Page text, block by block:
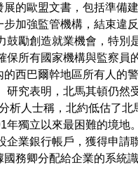
的歐盟文書，包括準備
加強監管機構，結束違
鼓勵創造就業機會，特
保所有國家機構與監察
西巴爾幹地區所有人的
研究表明，北馬其頓仍
析人士稱，北約低估了
年獨立以來最困難的境
企業銀行帳戶，獲得申
務卿分配給企業的系統